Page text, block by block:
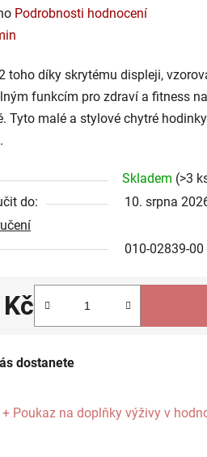
Podrobnosti hodnocení
toho díky skrytému displeji,
funkcím pro zdraví a fitness
Tyto malé a stylové chytré
Skladem (>3
do:
10. srpna
010-02839-00
dostanete
+ Poukaz na doplňky výživy v